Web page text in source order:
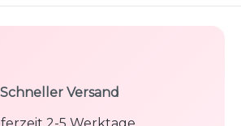
Schneller Versand
2-5 Werktage